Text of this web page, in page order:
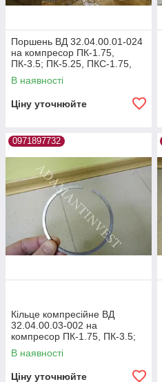
Поршень ВД 32.04.00.01-024
на компресор ПК-1.75,
ПК-3.5; ПК-5.25, ПКС-1.75,
ПКС-3.5, ПКС-5.25 ПКСД
В наявності
Ціну уточнюйте
0971897732
Кільце компресійне ВД
32.04.00.03-002 на
компресор ПК-1.75, ПК-3.5;
ПК-5.25, ПКС-1.75, ПКС-3.5
В наявності
Ціну уточнюйте